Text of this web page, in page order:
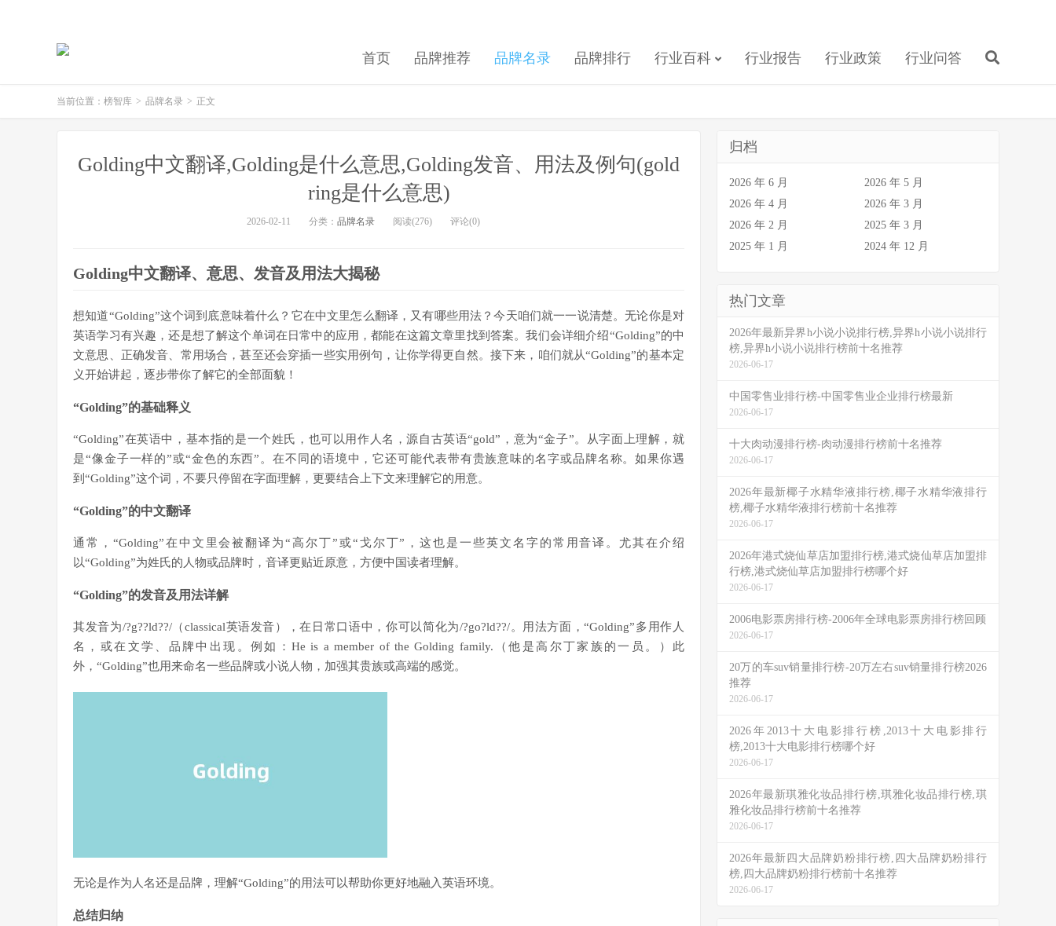
首页 品牌推荐 品牌名录 品牌排行 行业百科 行业报告 行业政策 行业问答
当前位置： 榜智库 > 品牌名录 > 正文
Golding中文翻译,Golding是什么意思,Golding发音、用法及例句(gold
ring是什么意思)
2026-02-11 分类： 品牌名录 阅读(276) 评论(0)
Golding中文翻译、意思、发音及用法大揭秘
想知道“Golding”这个词到底意味着什么？它在中文里怎么翻译，又有哪些用法？今天咱们就一一说清楚。无论你是对
英语学习有兴趣，还是想了解这个单词在日常中的应用，都能在这篇文章里找到答案。我们会详细介绍“Golding”的中
文意思、正确发音、常用场合，甚至还会穿插一些实用例句，让你学得更自然。接下来，咱们就从“Golding”的基本定
义开始讲起，逐步带你了解它的全部面貌！
“Golding”的基础释义
“Golding”在英语中，基本指的是一个姓氏，也可以用作人名，源自古英语“gold”，意为“金子”。从字面上理解，就
是“像金子一样的”或“金色的东西”。在不同的语境中，它还可能代表带有贵族意味的名字或品牌名称。如果你遇
到“Golding”这个词，不要只停留在字面理解，更要结合上下文来理解它的用意。
“Golding”的中文翻译
通常，“Golding”在中文里会被翻译为“高尔丁”或“戈尔丁”，这也是一些英文名字的常用音译。尤其在介绍
以“Golding”为姓氏的人物或品牌时，音译更贴近原意，方便中国读者理解。
“Golding”的发音及用法详解
其发音为/?g??ld??/（classical英语发音），在日常口语中，你可以简化为/?go?ld??/。用法方面，“Golding”多用作人
名，或在文学、品牌中出现。例如：He is a member of the Golding family.（他是高尔丁家族的一员。）此
外，“Golding”也用来命名一些品牌或小说人物，加强其贵族或高端的感觉。
无论是作为人名还是品牌，理解“Golding”的用法可以帮助你更好地融入英语环境。
总结归纳
归档
2026 年 6 月
2026 年 5 月
2026 年 4 月
2026 年 3 月
2026 年 2 月
2025 年 3 月
2025 年 1 月
2024 年 12 月
热门文章
2026年最新异界h小说小说排行榜,异界h小说小说排行
榜,异界h小说小说排行榜前十名推荐
2026-06-17
中国零售业排行榜-中国零售业企业排行榜最新
2026-06-17
十大肉动漫排行榜-肉动漫排行榜前十名推荐
2026-06-17
2026年最新椰子水精华液排行榜,椰子水精华液排行
榜,椰子水精华液排行榜前十名推荐
2026-06-17
2026年港式烧仙草店加盟排行榜,港式烧仙草店加盟排
行榜,港式烧仙草店加盟排行榜哪个好
2026-06-17
2006电影票房排行榜-2006年全球电影票房排行榜回顾
2026-06-17
20万的车suv销量排行榜-20万左右suv销量排行榜2026
推荐
2026-06-17
2026年2013十大电影排行榜,2013十大电影排行
榜,2013十大电影排行榜哪个好
2026-06-17
2026年最新琪雅化妆品排行榜,琪雅化妆品排行榜,琪
雅化妆品排行榜前十名推荐
2026-06-17
2026年最新四大品牌奶粉排行榜,四大品牌奶粉排行
榜,四大品牌奶粉排行榜前十名推荐
2026-06-17